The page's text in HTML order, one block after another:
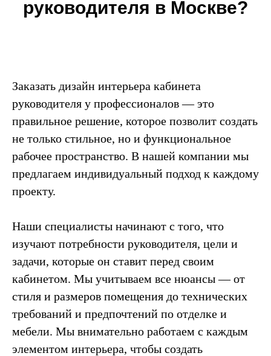
руководителя в Москве?
Заказать дизайн интерьера кабинета
руководителя у профессионалов — это
правильное решение, которое позволит создать
не только стильное, но и функциональное
рабочее пространство. В нашей компании мы
предлагаем индивидуальный подход к каждому
проекту.
Наши специалисты начинают с того, что
изучают потребности руководителя, цели и
задачи, которые он ставит перед своим
кабинетом. Мы учитываем все нюансы — от
стиля и размеров помещения до технических
требований и предпочтений по отделке и
мебели. Мы внимательно работаем с каждым
элементом интерьера, чтобы создать